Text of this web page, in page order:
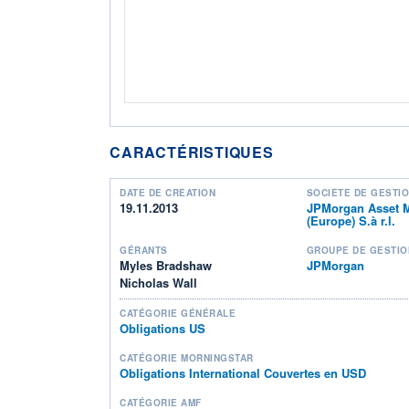
CARACTÉRISTIQUES
DATE DE CRÉATION
19.11.2013
SOCIÉTÉ DE
JPMorgan Asset
(Europe) S.à r.l.
GÉRANTS
Myles Bradshaw
Nicholas Wall
GROUPE DE
JPMorgan
CATÉGORIE GÉNÉRALE
Obligations US
CATÉGORIE MORNINGSTAR
Obligations International Couvertes en USD
CATÉGORIE AMF